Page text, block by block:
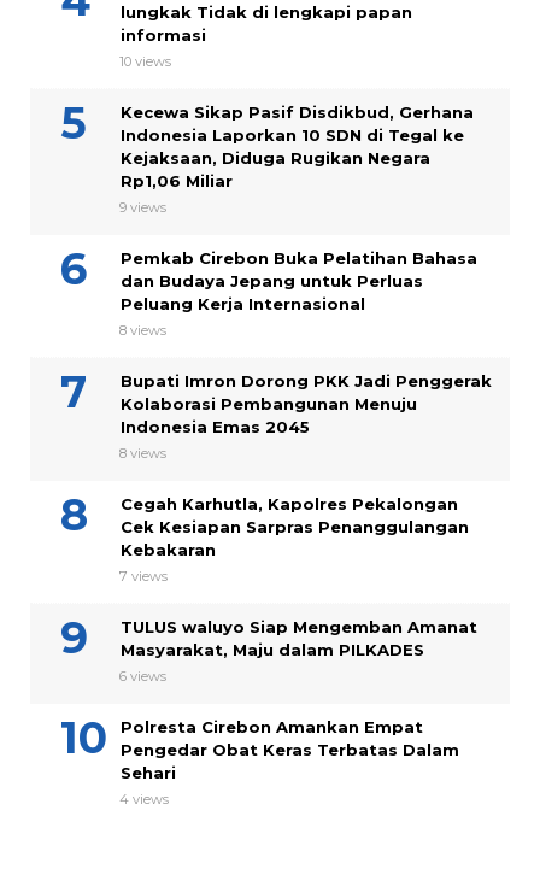
lungkak Tidak di lengkapi papan
informasi
10 views
Kecewa Sikap Pasif Disdikbud, Gerhana
Indonesia Laporkan 10 SDN di Tegal ke
Kejaksaan, Diduga Rugikan Negara
Rp1,06 Miliar
9 views
Pemkab Cirebon Buka Pelatihan Bahasa
dan Budaya Jepang untuk Perluas
Peluang Kerja Internasional
8 views
Bupati Imron Dorong PKK Jadi Penggerak
Kolaborasi Pembangunan Menuju
Indonesia Emas 2045
8 views
Cegah Karhutla, Kapolres Pekalongan
Cek Kesiapan Sarpras Penanggulangan
Kebakaran
7 views
TULUS waluyo Siap Mengemban Amanat
Masyarakat, Maju dalam PILKADES
6 views
Polresta Cirebon Amankan Empat
Pengedar Obat Keras Terbatas Dalam
Sehari
4 views